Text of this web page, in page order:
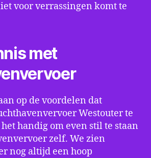
voor verrassingen komt te
met
op de voordelen dat
Westouter te
handig om even stil te staan
zelf. We zien
nog altijd een hoop